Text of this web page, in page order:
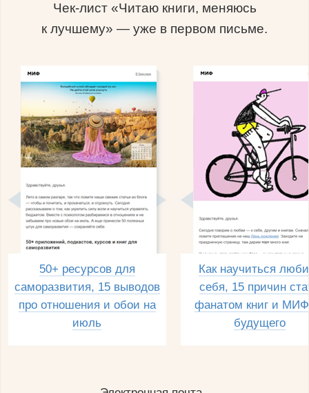
Чек-лист «Читаю книги, меняюсь
к лучшему» — уже в первом письме.
50+ ресурсов для
саморазвития, 15 выводов
про отношения и обои на
июль
Как научиться
себя, 15 причин
фанатом книг и
будущего